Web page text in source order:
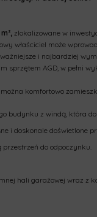
m², zlokalizowane w
właściciel może
i najbardziej
AGD, w pełni
komfortowo
budynku z windą, która
i doskonale doświetlone
do odpoczynku.
hali garażowej wraz z